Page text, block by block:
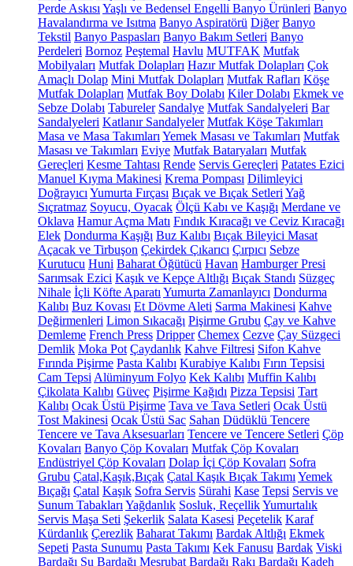
Perde Askısı Yaşlı ve Bedensel Engelli Banyo Ürünleri Banyo
Havalandırma ve Isıtma Banyo Aspiratörü Diğer Banyo
Tekstil Banyo Paspasları Banyo Bakım Setleri Banyo
Perdeleri Bornoz Peştemal Havlu MUTFAK Mutfak
Mobilyaları Mutfak Dolapları Hazır Mutfak Dolapları Çok
Amaçlı Dolap Mini Mutfak Dolapları Mutfak Rafları Köşe
Mutfak Dolapları Mutfak Boy Dolabı Kiler Dolabı Ekmek ve
Sebze Dolabı Tabureler Sandalye Mutfak Sandalyeleri Bar
Sandalyeleri Katlanır Sandalyeler Mutfak Köşe Takımları
Masa ve Masa Takımları Yemek Masası ve Takımları Mutfak
Masası ve Takımları Eviye Mutfak Bataryaları Mutfak
Gereçleri Kesme Tahtası Rende Servis Gereçleri Patates Ezici
Manuel Kıyma Makinesi Krema Pompası Dilimleyici
Doğrayıcı Yumurta Fırçası Bıçak ve Bıçak Setleri Yağ
Sıçratmaz Soyucu, Oyacak Ölçü Kabı ve Kaşığı Merdane ve
Oklava Hamur Açma Matı Fındık Kıracağı ve Ceviz Kıracağı
Elek Dondurma Kaşığı Buz Kalıbı Bıçak Bileyici Masat
Açacak ve Tirbuşon Çekirdek Çıkarıcı Çırpıcı Sebze
Kurutucu Huni Baharat Öğütücü Havan Hamburger Presi
Sarımsak Ezici Kaşık ve Kepçe Altlığı Bıçak Standı Süzgeç
Nihale İçli Köfte Aparatı Yumurta Zamanlayıcı Dondurma
Kalıbı Buz Kovası Et Dövme Aleti Sarma Makinesi Kahve
Değirmenleri Limon Sıkacağı Pişirme Grubu Çay ve Kahve
Demleme French Press Dripper Chemex Cezve Çay Süzgeci
Demlik Moka Pot Çaydanlık Kahve Filtresi Sifon Kahve
Fırında Pişirme Pasta Kalıbı Kurabiye Kalıbı Fırın Tepsisi
Cam Tepsi Alüminyum Folyo Kek Kalıbı Muffin Kalıbı
Çikolata Kalıbı Güveç Pişirme Kağıdı Pizza Tepsisi Tart
Kalıbı Ocak Üstü Pişirme Tava ve Tava Setleri Ocak Üstü
Tost Makinesi Ocak Üstü Sac Sahan Düdüklü Tencere
Tencere ve Tava Aksesuarları Tencere ve Tencere Setleri Çöp
Kovaları Banyo Çöp Kovaları Mutfak Çöp Kovaları
Endüstriyel Çöp Kovaları Dolap İçi Çöp Kovaları Sofra
Grubu Çatal,Kaşık,Bıçak Çatal Kaşık Bıçak Takımı Yemek
Bıçağı Çatal Kaşık Sofra Servis Sürahi Kase Tepsi Servis ve
Sunum Tabakları Yağdanlık Sosluk, ReçellikYumurtalık
Servis Maşa Seti Şekerlik Salata Kasesi Peçetelik Karaf
Kürdanlık Çerezlik Baharat Takımı Bardak Altlığı Ekmek
Sepeti Pasta Sunumu Pasta Takımı Kek Fanusu Bardak Viski
Bardağı Su Bardağı Meşrubat Bardağı Rakı Bardağı Kadeh